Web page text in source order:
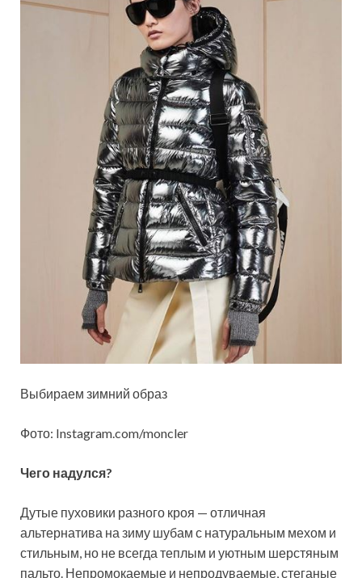
Выбираем зимний образ
Фото: Instagram.com/moncler
Чего надулся?
Дутые пуховики разного кроя — отличная
альтернатива на зиму шубам с натуральным мехом и
стильным, но не всегда теплым и уютным шерстяным
пальто. Непромокаемые и непродуваемые, стеганые